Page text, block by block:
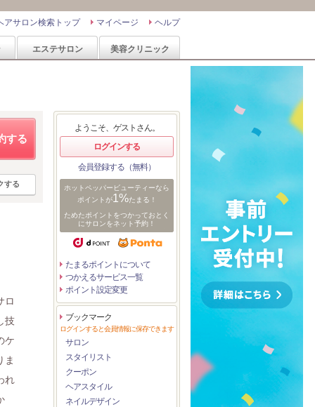
ヘルプ
マイページ
アサロン検索トップ
エステサロン 美容クリニック
する
する
ロ
技
ケ
ま
れ
ようこそ、ゲストさん。
ログインする
会員登録する（無料）
ホットペッパービューティーなら
ポイントが1%たまる！
ためたポイントをつかっておとく
にサロンをネット予約！
たまるポイントについて
つかえるサービス一覧
ポイント設定変更
ブックマーク
ログインすると会員情報に保存できます
サロン
スタイリスト
クーポン
ヘアスタイル
ネイルデザイン